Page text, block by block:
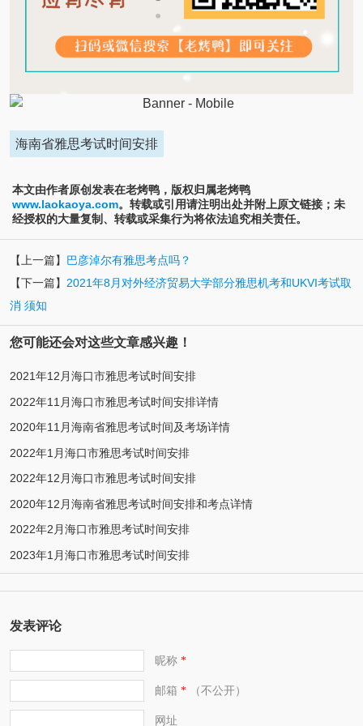
海南省雅思考试时间安排
本文由作者原创发表在老烤鸭，版权归属老烤鸭
www.laokaoya.com。转载或引用请注明出处并附上原文链接；未
经授权的大量复制、转载或采集行为将依法追究相关责任。
【上一篇】 巴彦淖尔有雅思考点吗？
【下一篇】 2021年8月对外经济贸易大学部分雅思机考和UKVI考试取
消 须知
您可能还会对这些文章感兴趣！
2021年12月海口市雅思考试时间安排
2022年11月海口市雅思考试时间安排详情
2020年11月海南省雅思考试时间及考场详情
2022年1月海口市雅思考试时间安排
2022年12月海口市雅思考试时间安排
2020年12月海南省雅思考试时间安排和考点详情
2022年2月海口市雅思考试时间安排
2023年1月海口市雅思考试时间安排
发表评论
昵称*
邮箱 *（不公开）
网址